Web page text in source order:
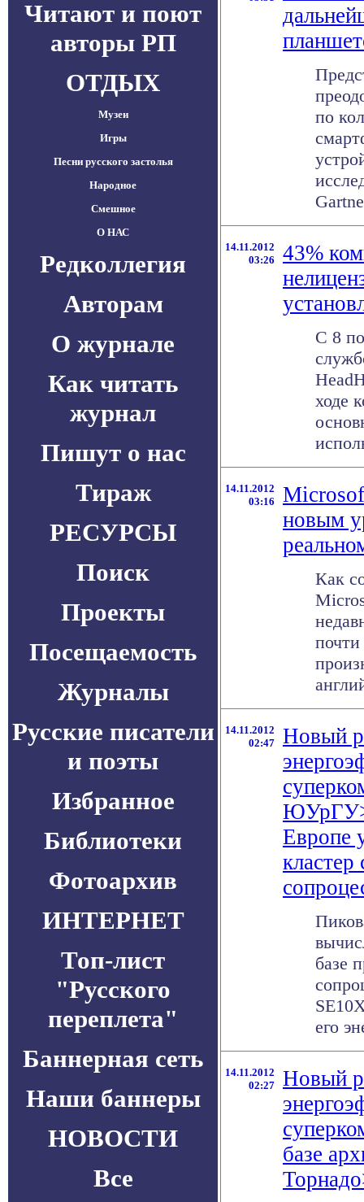
Читают и поют
авторы РП
ОТДЫХ
Музеи
Игры
Песни русского застолья
Народное
Смешное
О НАС
Редколлегия
Авторам
О журнале
Как читать
журнал
Пишут о нас
Тираж
РЕСУРСЫ
Поиск
Проекты
Посещаемость
Журналы
Русские писатели
и поэты
Избранное
Библиотеки
Фотоархив
ИНТЕРНЕТ
Топ-лист
"Русского
переплета"
Баннерная сеть
Наши баннеры
НОВОСТИ
Все
по
14.11.2012
03:26
43%
С 8
ходе
14.11.2012
03:16
новым
Как
14.11.2012
02:47
Новый
Европе
базе
его
14.11.2012
02:27
Новый
базе